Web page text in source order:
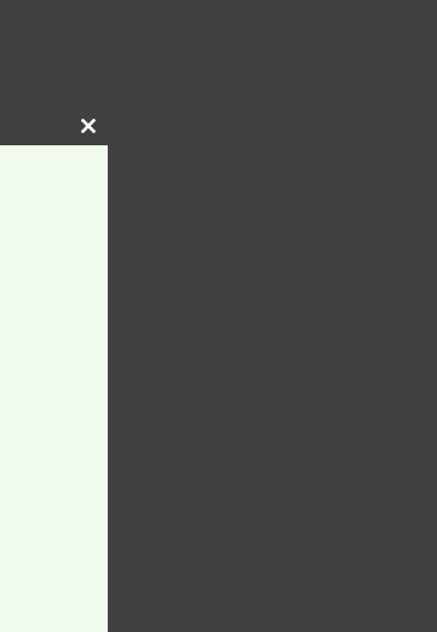
Close